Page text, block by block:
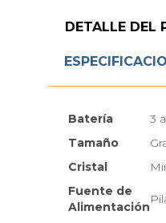
DETALLE DEL
Batería
3
Tamaño
Cristal
Fuente de
Alimentación